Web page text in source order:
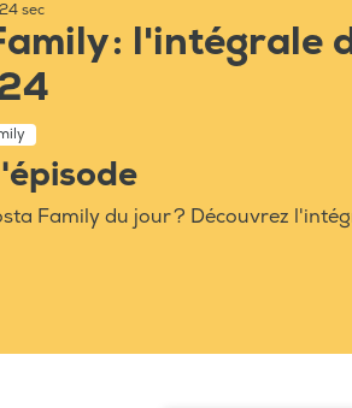
sec
: l'intégrale
Family du jour ? Découvrez